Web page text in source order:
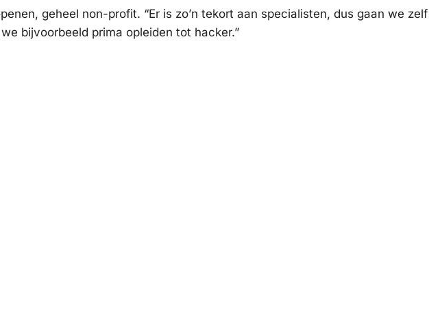
geheel non-profit. “Er is zo’n tekort aan specialisten, dus gaan we
bijvoorbeeld prima opleiden tot hacker.”